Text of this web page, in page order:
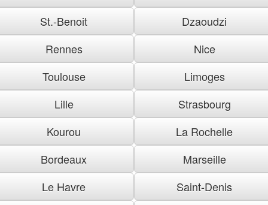
St.-Benoit
Dzaoudzi
Rennes
Nice
Toulouse
Limoges
Lille
Strasbourg
Kourou
La Rochelle
Bordeaux
Marseille
Le Havre
Saint-Denis